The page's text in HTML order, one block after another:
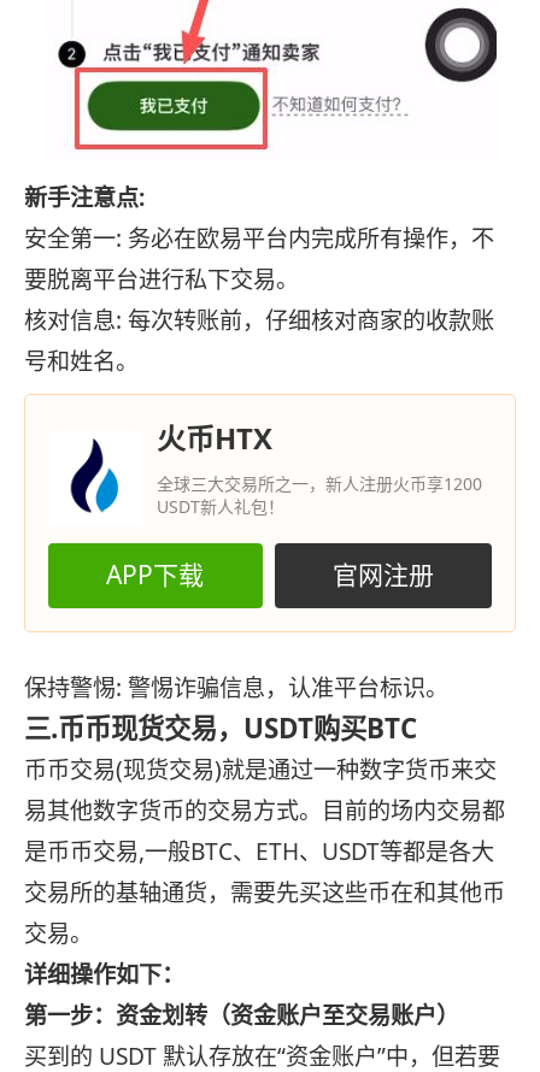
新手注意点:
安全第一: 务必在欧易平台内完成所有操作，不
要脱离平台进行私下交易。
核对信息: 每次转账前，仔细核对商家的收款账
号和姓名。
火币HTX
全球三大交易所之一，新人注册火币享1200
USDT新人礼包！
APP下载 官网注册
保持警惕: 警惕诈骗信息，认准平台标识。
三.币币现货交易，USDT购买BTC
币币交易(现货交易)就是通过一种数字货币来交
易其他数字货币的交易方式。目前的场内交易都
是币币交易,一般BTC、ETH、USDT等都是各大
交易所的基轴通货，需要先买这些币在和其他币
交易。
详细操作如下：
第一步：资金划转（资金账户至交易账户）
买到的 USDT 默认存放在“资金账户”中，但若要